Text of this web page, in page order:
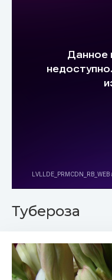
Тубероза